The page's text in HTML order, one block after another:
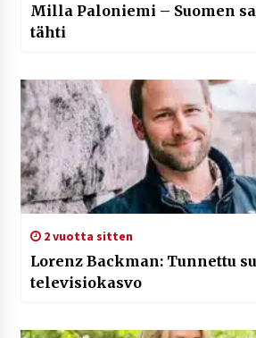
Milla Paloniemi – Suomen
tähti
2 vuotta sitten
Lorenz Backman: Tunnettu
televisiokasvo